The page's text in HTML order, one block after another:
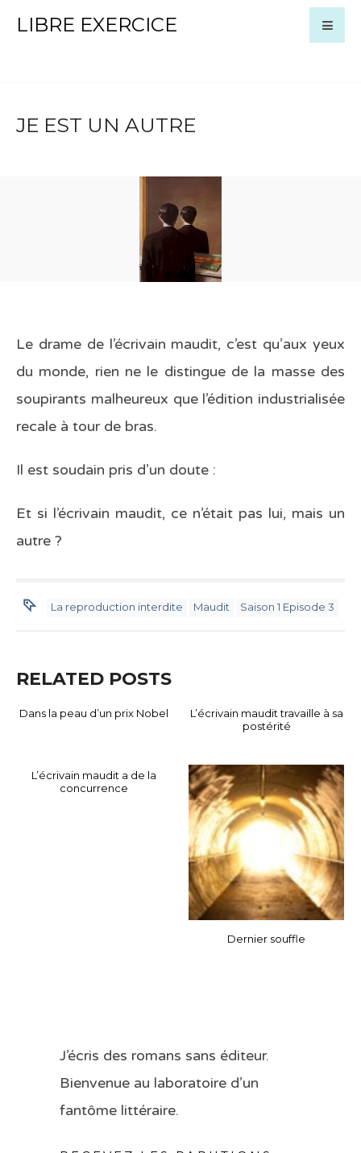
LIBRE EXERCICE
JE EST UN AUTRE
Le drame de l’écrivain maudit, c’est qu’aux yeux
du monde, rien ne le distingue de la masse des
soupirants malheureux que l’édition industrialisée
recale à tour de bras.
Il est soudain pris d’un doute :
Et si l’écrivain maudit, ce n’était pas lui, mais un
autre ?
La reproduction interdite Maudit Saison 1 Episode 3
RELATED POSTS
Dans la peau d’un prix Nobel
L’écrivain maudit travaille à sa
postérité
L’écrivain maudit a de la
concurrence
Dernier souffle
J’écris des romans sans éditeur.
Bienvenue au laboratoire d’un
fantôme littéraire.